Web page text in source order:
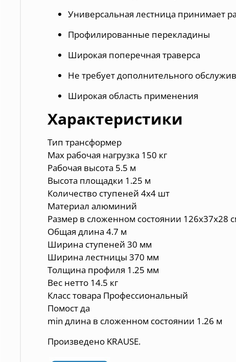
Универсальная лестница принимает
Профилированные перекладины
Широкая поперечная траверса
Не требует дополнительного
Широкая область применения
Характеристики
Тип трансформер
Max рабочая нагрузка 150 кг
Рабочая высота 5.5 м
Высота площадки 1.25 м
Количество ступеней 4х4 шт
Материал алюминий
Размер в сложенном состоянии 126х37х28
Общая длина 4.7 м
Ширина ступеней 30 мм
Ширина лестницы 370 мм
Толщина профиля 1.25 мм
Вес нетто 14.5 кг
Класс товара Профессиональный
Помост да
min длина в сложенном состоянии 1.26 м
Произведено KRAUSE.